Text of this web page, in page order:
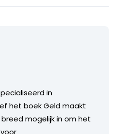
in
het boek Geld maakt
mogelijk in om het